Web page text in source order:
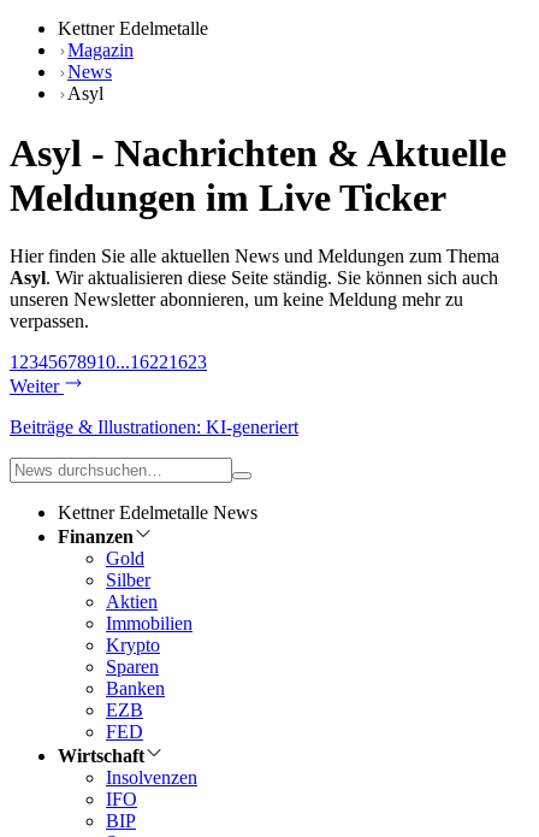
Kettner Edelmetalle
Magazin
News
Asyl
Asyl - Nachrichten & Aktuelle
Meldungen im Live Ticker
Hier finden Sie alle aktuellen News und Meldungen zum Thema
Asyl. Wir aktualisieren diese Seite ständig. Sie können sich auch
unseren Newsletter abonnieren, um keine Meldung mehr zu
verpassen.
1 2345678910...16221623
Weiter
Beiträge & Illustrationen: KI-generiert
Kettner Edelmetalle News
Finanzen
Gold
Silber
Aktien
Immobilien
Krypto
Sparen
Banken
EZB
FED
Wirtschaft
Insolvenzen
IFO
BIP